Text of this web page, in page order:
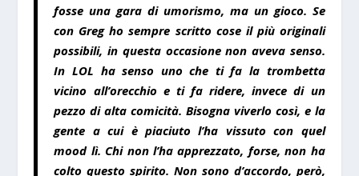
fosse una gara di umorismo, ma un gioco. Se
con Greg ho sempre scritto cose il più originali
possibili, in questa occasione non aveva senso.
In LOL ha senso uno che ti fa la trombetta
vicino all’orecchio e ti fa ridere, invece di un
pezzo di alta comicità. Bisogna viverlo così, e la
gente a cui è piaciuto l’ha vissuto con quel
mood lì. Chi non l’ha apprezzato, forse, non ha
colto questo spirito. Non sono d’accordo, però,